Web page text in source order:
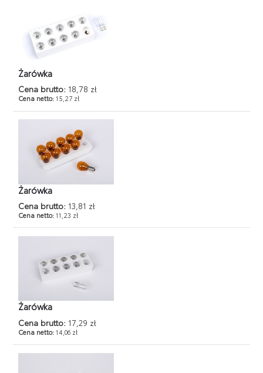
Żarówka
Cena brutto: 18,78 zł
Cena netto:15,27 zł
Żarówka
Cena brutto: 13,81 zł
Cena netto:11,23 zł
Żarówka
Cena brutto: 17,29 zł
Cena netto:14,06 zł